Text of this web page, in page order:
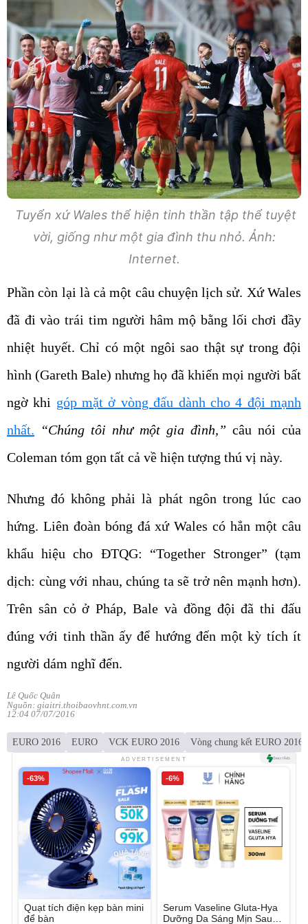
Tuyển xứ Wales thể hiện tinh thần tập thể tuyệt
vời, giống như một gia đình thu nhỏ. Ảnh:
Internet.
Phần còn lại là cả một câu chuyện lịch sử. Xứ Wales
đã đi vào trái tim người hâm mộ bằng lối chơi đầy
nhiệt huyết. Chỉ có một ngôi sao thật sự trong đội
hình (Gareth Bale) nhưng họ đã khiến mọi người bất
ngờ khi góp mặt ở vòng đấu dành cho 4 đội mạnh
nhất. “Chúng tôi như một gia đình,” câu nói của
Coleman tóm gọn tất cả về hiện tượng thú vị này.
Nhưng đó không phải là phát ngôn trong lúc cao
hứng. Liên đoàn bóng đá xứ Wales có hẳn một câu
khẩu hiệu cho ĐTQG: “Together Stronger” (tạm
dịch: cùng với nhau, chúng ta sẽ trở nên mạnh hơn).
Trên sân cỏ ở Pháp, Bale và đồng đội đã thi đấu
đúng với tinh thần ấy để hướng đến một kỳ tích ít
người dám nghĩ đến.
Lê Quốc Quân
Nguồn: giaitri.thoibaovhnt.com.vn
12:04 07/07/2016
EURO 2016 EURO VCK EURO 2016 Vòng chung kết EURO 2016
ADVERTISEMENT
-63%
Quạt tích điện kẹp bàn mini
để bàn
-6%
Serum Vaseline Gluta-Hya
Dưỡng Da Sáng Mịn Sau 7